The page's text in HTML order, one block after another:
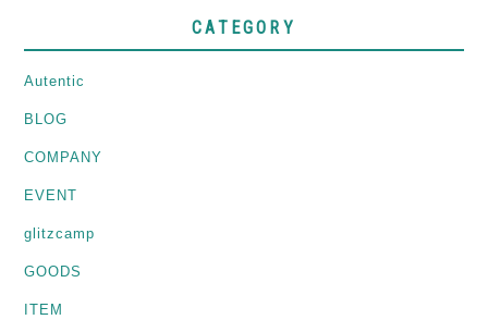
CATEGORY
Autentic
BLOG
COMPANY
EVENT
glitzcamp
GOODS
ITEM